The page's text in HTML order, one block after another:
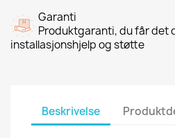
Garanti
Produktgaranti, du får det
installasjonshjelp og støtte
Beskrivelse